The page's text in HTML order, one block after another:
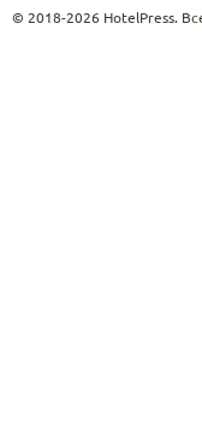
© 2018-2026 HotelPress.